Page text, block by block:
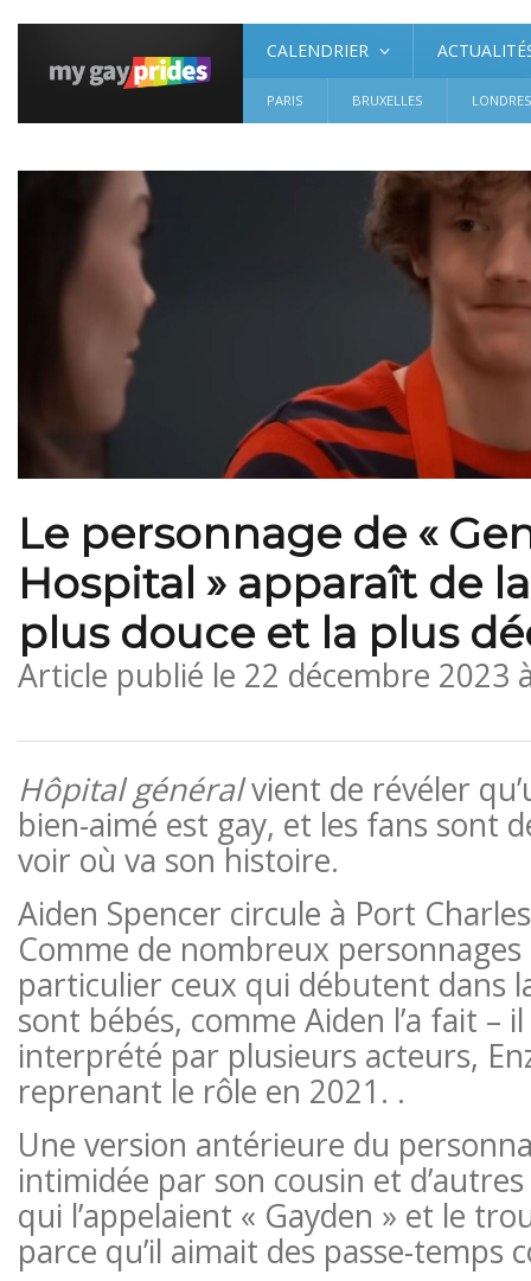
CALENDRIER
PARIS BRUXELLES LONDRES
Le personnage de «
Hospital » apparaît de
plus douce et la plus
Article publié le 22 décembre 2023
Hôpital généralvient de révéler
bien-aimé est gay, et les fans sont
voir où va son histoire.
Aiden Spencer circule à Port
Comme de nombreux
particulier ceux qui débutent dans
sont bébés, comme Aiden l’a fait –
interprété par plusieurs acteurs,
reprenant le rôle en 2021. .
Une version antérieure du
intimidée par son cousin et d’autres
qui l’appelaient « Gayden » et le
parce qu’il aimait des passe-temps